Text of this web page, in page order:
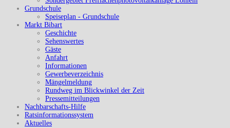
Grundschule
Speiseplan - Grundschule
Markt Bibart
Geschichte
Sehenswertes
Gäste
Anfahrt
Informationen
Gewerbeverzeichnis
Mängelmeldung
Rundweg im Blickwinkel der Zeit
Pressemitteilungen
Nachbarschafts-Hilfe
Ratsinformationssystem
Aktuelles